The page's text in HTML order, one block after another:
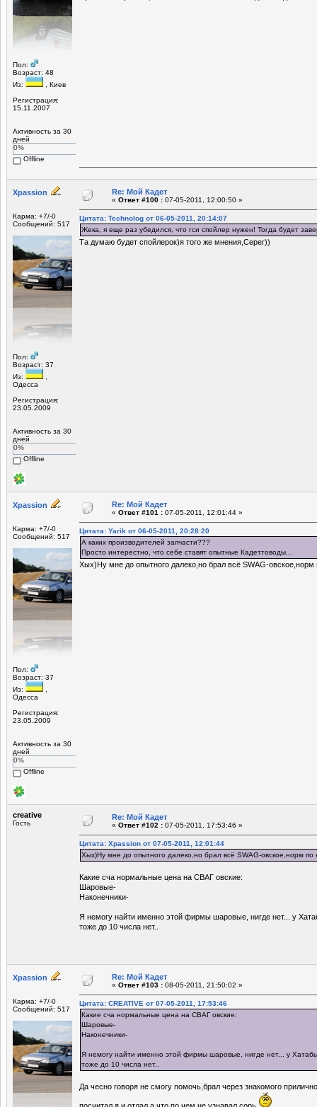
Пол:
Возраст: 48
Из:
, Киев
Регистрация:
15.11.2007
Активность за 30
дней
0%
Offline
Xpassion
Карма: +7/-0
Сообщений: 517
Пол:
Возраст: 37
Из:
Одесса
Регистрация:
23.05.2009
Активность за 30
дней
0%
Offline
Re: Мой Кадет
« Ответ #100 : 07-05-2011, 12:00:50 »
Цитата: Technolog от 06-05-2011, 20:14:07
Жека, я еще раз убедился, что гси спойлер нужен! Тогда будет
Та думаю будет спойлерок)я того же мнения,Серег))
Xpassion
Карма: +7/-0
Сообщений: 517
Пол:
Возраст: 37
Из:
Одесса
Регистрация:
23.05.2009
Активность за 30
дней
0%
Offline
Re: Мой Кадет
« Ответ #101 : 07-05-2011, 12:01:44 »
Цитата: Yarik от 06-05-2011, 20:28:20
А каких производителей запчасти???
Просто интерестно, что себе ставят опытные Кадеттоводы...
Хых)Ну мне до опытного далеко,но брал всё SWAG-овское,норм
creative
Гость
Re: Мой Кадет
« Ответ #102 : 07-05-2011, 17:53:46 »
Цитата: Xpassion от 07-05-2011, 12:01:44
Хых)Ну мне до опытного далеко,но брал всё SWAG-овское,норм по
Какие сча нормальные цена на СВАГ овские:
Шаровые-
Наконечники-
Я немогу найти именно этой фирмы шаровые, нигде нет... у
тоже до 10 числа нет..
Xpassion
Карма: +7/-0
Сообщений: 517
Re: Мой Кадет
« Ответ #103 : 08-05-2011, 21:50:02 »
Цитата: CREATIVE от 07-05-2011, 17:53:46
Какие сча нормальные цена на СВАГ овские:
Шаровые-
Наконечники-
Я немогу найти именно этой фирмы шаровые, нигде нет... у
тоже до 10 числа нет..
Да чесно говоря не смогу помочь,брал через знакомого